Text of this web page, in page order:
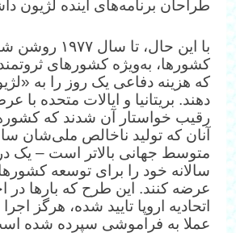
طراحان برنامه‌های آینده لژیون
با این حال، تا
کشورها، به‌ویژه کشورهای
که هزینه دفاعی یک روز را به
دهند. بریتانیا و ایالات متحده با
رقیب خواستار آن شدند که
آنان که تولید ناخالص ملی‌شان
متوسط جهانی بالاتر است – یک
سالانه خود را برای توسعه
اتحادیه اروپا تایید شده، هرگز
عملا به فراموشی سپرده شده